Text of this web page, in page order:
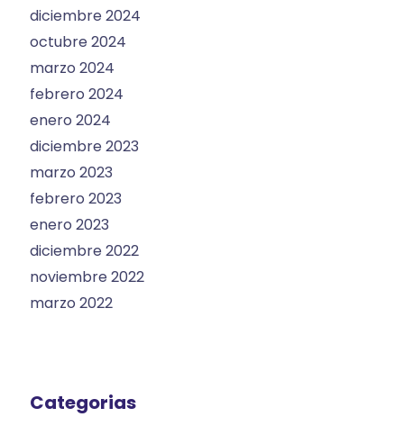
diciembre 2024
octubre 2024
marzo 2024
febrero 2024
enero 2024
diciembre 2023
marzo 2023
febrero 2023
enero 2023
diciembre 2022
noviembre 2022
marzo 2022
Categorias